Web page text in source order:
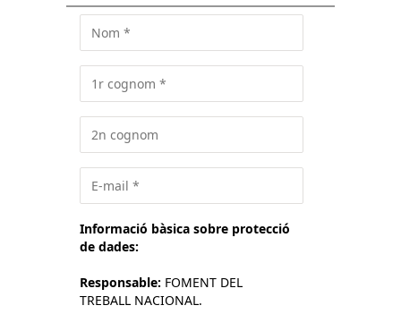
Informació bàsica sobre protecció
de dades:
Responsable: FOMENT DEL
TREBALL NACIONAL.